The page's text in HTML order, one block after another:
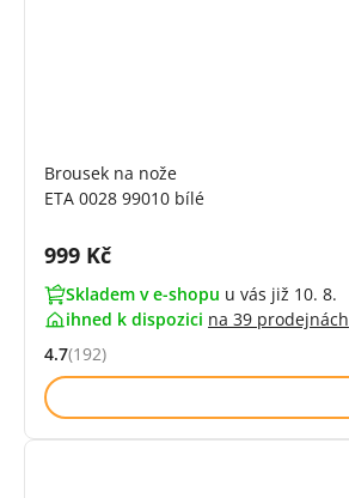
Brousek na nože
ETA 0028 99010 bílé
Cena s DPH:
999 Kč
Skladem v e-shopu u vás již 10. 8.
ihned k dispozici na 39 prodejnách
Hodnocení: 4.7 z 5 (192 recenzí)
4.7(192)